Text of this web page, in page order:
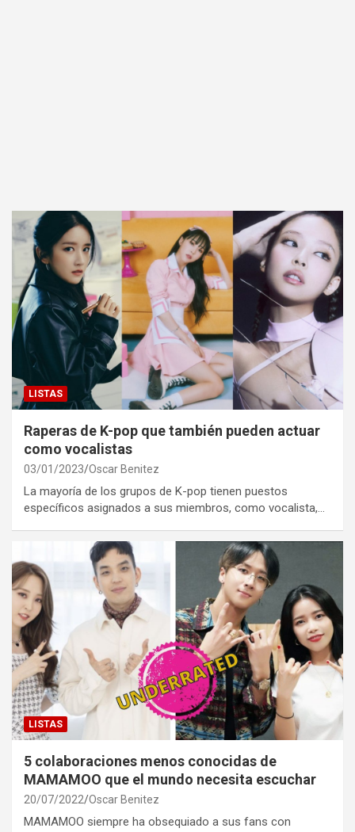
LISTAS
Raperas de K-pop que también pueden actuar
como vocalistas
03/01/2023 Oscar Benitez
La mayoría de los grupos de K-pop tienen puestos
específicos asignados a sus miembros, como vocalista,…
LISTAS
5 colaboraciones menos conocidas de
MAMAMOO que el mundo necesita escuchar
20/07/2022 Oscar Benitez
MAMAMOO siempre ha obsequiado a sus fans con